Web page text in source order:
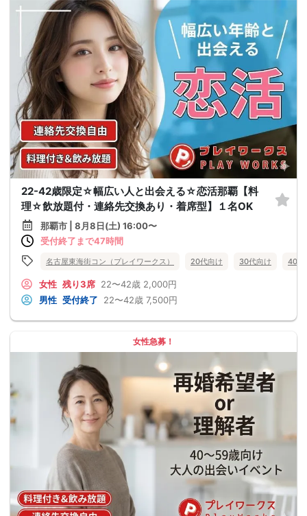
22-42歳限定☆幅広い人と出会える☆恋活那覇【料
理☆飲放題付・連絡先交換あり・着席型】１名OK
那覇市 | 8月8日(土) 16:00〜
受付終了まで47時間
名古屋東海街コン（プレイワークス） 20代向け 30代向け 40代
女性 残り3席 22〜42歳 2,000円
男性 受付終了 22〜42歳 7,500円
女性急募！